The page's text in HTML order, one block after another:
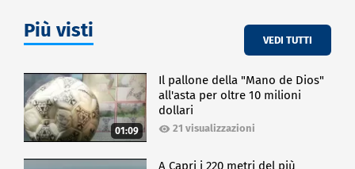
Più visti VEDI TUTTI
01:09
Il pallone della "Mano de Dios"
all'asta per oltre 10 milioni
dollari
21 visualizzazioni
A Capri i 220 metri del più